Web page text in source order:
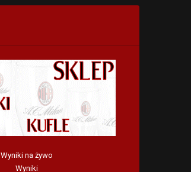
Wyniki na żywo
Wyniki